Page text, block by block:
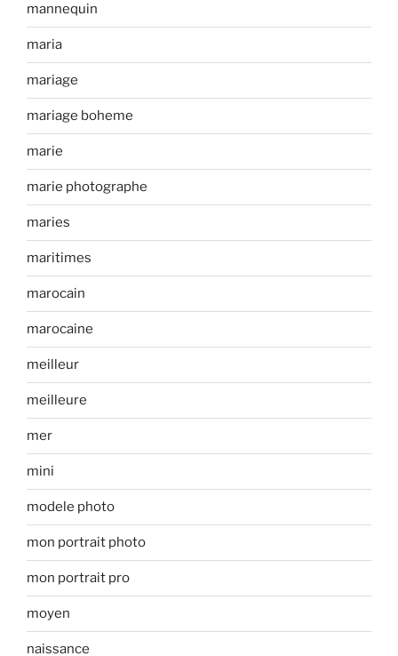
mannequin
maria
mariage
mariage boheme
marie
marie photographe
maries
maritimes
marocain
marocaine
meilleur
meilleure
mer
mini
modele photo
mon portrait photo
mon portrait pro
moyen
naissance